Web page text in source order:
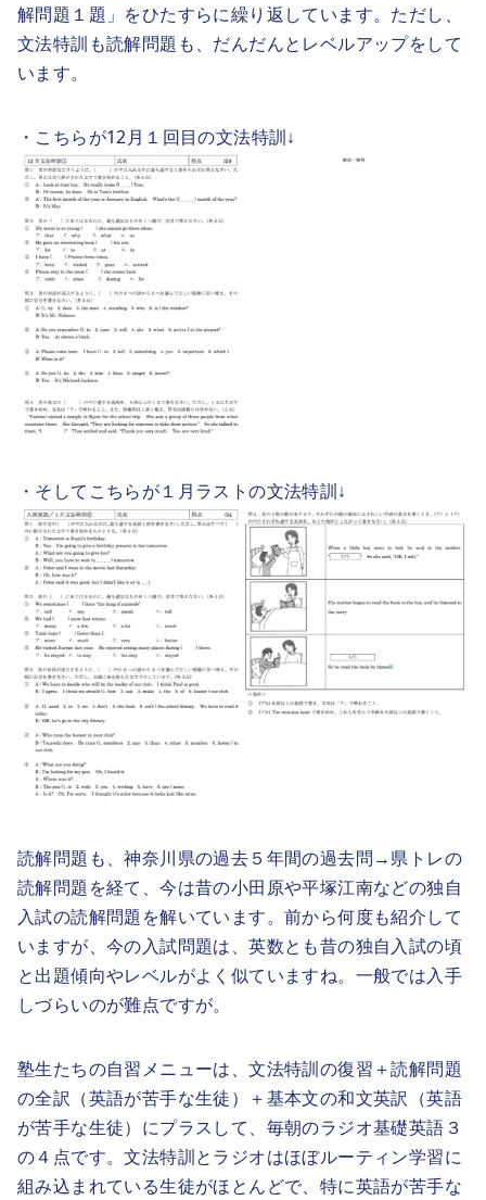
解問題１題」をひたすらに繰り返しています。ただし、
文法特訓も読解問題も、だんだんとレベルアップをして
います。
・こちらが12月１回目の文法特訓↓
・そしてこちらが１月ラストの文法特訓↓
読解問題も、神奈川県の過去５年間の過去問→県トレの
読解問題を経て、今は昔の小田原や平塚江南などの独自
入試の読解問題を解いています。前から何度も紹介して
いますが、今の入試問題は、英数とも昔の独自入試の頃
と出題傾向やレベルがよく似ていますね。一般では入手
しづらいのが難点ですが。
塾生たちの自習メニューは、文法特訓の復習＋読解問題
の全訳（英語が苦手な生徒）＋基本文の和文英訳（英語
が苦手な生徒）にプラスして、毎朝のラジオ基礎英語３
の４点です。文法特訓とラジオはほぼルーティン学習に
組み込まれている生徒がほとんどで、特に英語が苦手な